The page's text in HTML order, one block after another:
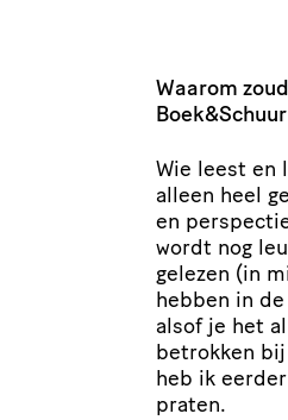
Waarom
Boek&
Wie leest en
alleen heel
en
wordt nog
gelezen (in
hebben in
alsof je het
betrokken
heb ik
praten.